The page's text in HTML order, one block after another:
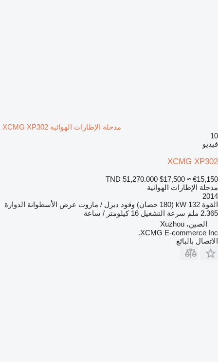
مدحلة الإطارات الهوائية XCMG XP302
10
فيديو
XCMG XP302
TND 51,270.000 $17,500 ≈ €15,150
مدحلة الإطارات الهوائية
2014
القوة 132 kW (180 حصان) وقود ديزل / مازوت عرض الأسطوانة الدوارة
2.365 ملم
سرعة التشغيل 16 كيلومتر / ساعة
الصين، Xuzhou
XCMG E-commerce Inc.
الاتصال بالبائع